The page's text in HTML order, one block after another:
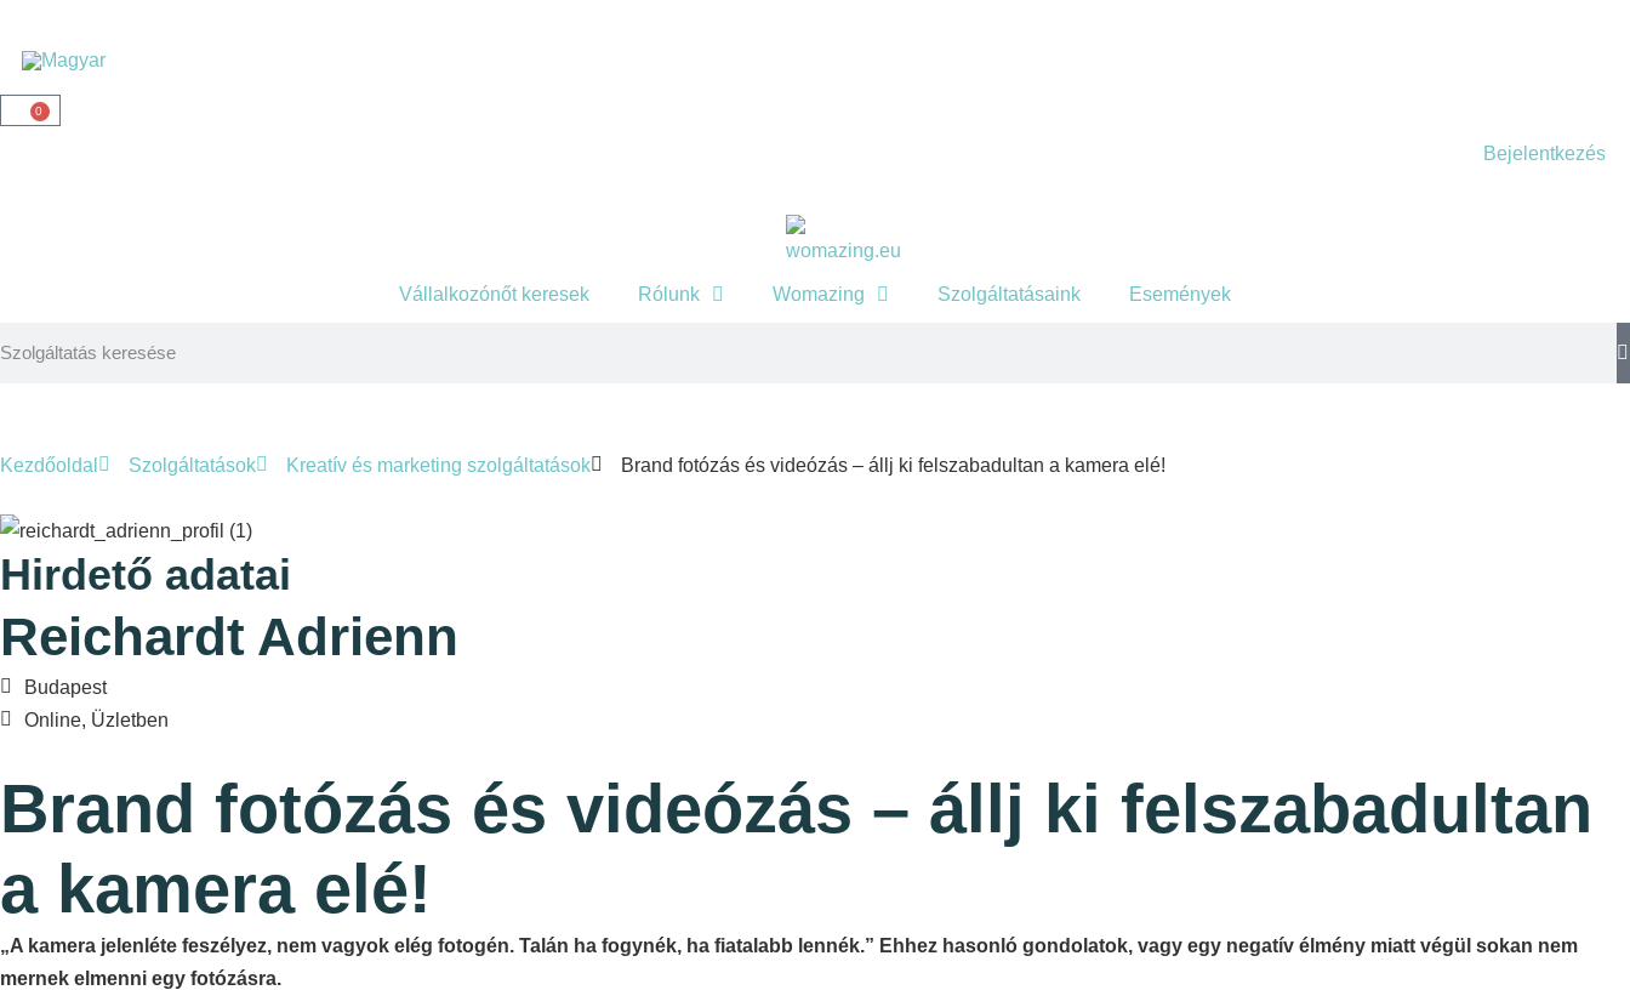
0
Bejelentkezés
Vállalkozónőt keresek Rólunk Womazing Szolgáltatásaink Események
Kezdőoldal Szolgáltatások Kreatív és marketing szolgáltatások Brand fotózás és videózás – állj ki felszabadultan a kamera elé!
Hirdető adatai
Reichardt Adrienn
Budapest
Online, Üzletben
Brand fotózás és videózás – állj ki felszabadultan
a kamera elé!
„A kamera jelenléte feszélyez, nem vagyok elég fotogén. Talán ha fogynék, ha fiatalabb lennék.” Ehhez hasonló gondolatok, vagy egy negatív élmény miatt végül sokan nem
mernek elmenni egy fotózásra.